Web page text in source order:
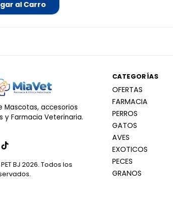
al Carro
Mascotas, accesorios
y Farmacia Veterinaria.
BJ 2026. Todos los
CATEGORÍAS
OFERTAS
FARMACIA
PERROS
GATOS
AVES
EXOTICOS
PECES
GRANOS